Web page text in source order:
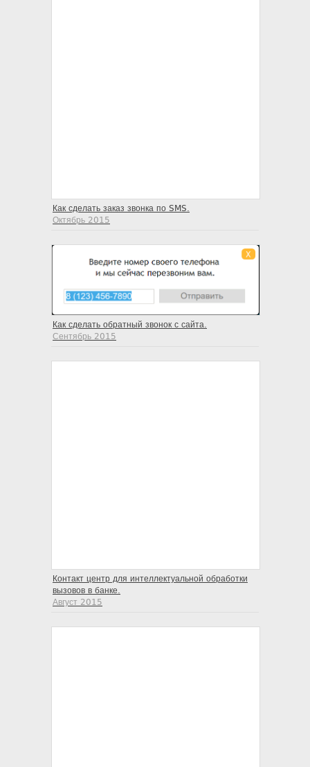
Как сделать заказ звонка по SMS.
Октябрь 2015
Как сделать обратный звонок с сайта.
Сентябрь 2015
Контакт центр для интеллектуальной обработки
вызовов в банке.
Август 2015